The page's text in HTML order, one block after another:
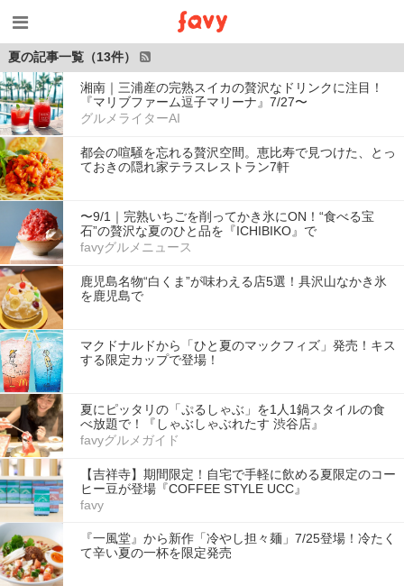
夏の記事一覧（13件）
湘南｜三浦産の完熟スイカの贅沢なドリンクに注目！
『マリブファーム逗子マリーナ』7/27〜
グルメライターAI
都会の喧騒を忘れる贅沢空間。恵比寿で見つけた、とっ
ておきの隠れ家テラスレストラン7軒
〜9/1｜完熟いちごを削ってかき氷にON！“食べる宝
石”の贅沢な夏のひと品を『ICHIBIKO』で
favyグルメニュース
鹿児島名物“白くま”が味わえる店5選！具沢山なかき氷
を鹿児島で
マクドナルドから「ひと夏のマックフィズ」発売！キス
する限定カップで登場！
夏にピッタリの「ぷるしゃぶ」を1人1鍋スタイルの食
べ放題で！『しゃぶしゃぶれたす 渋谷店』
favyグルメガイド
【吉祥寺】期間限定！自宅で手軽に飲める夏限定のコー
ヒー豆が登場『COFFEE STYLE UCC』
favy
『一風堂』から新作「冷やし担々麺」7/25登場！冷たく
て辛い夏の一杯を限定発売